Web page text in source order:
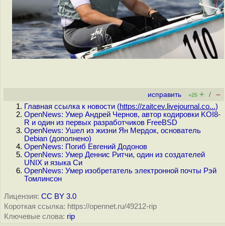
исправить +25 + / –
Главная ссылка к новости (https://zaitcev.livejournal.co...)
OpenNews: Умер Андрей Чернов, автор кодировки KOI8-
R и один из первых разработчиков FreeBSD
OpenNews: Ушел из жизни Ян Мердок, основатель
Debian (дополнено)
OpenNews: Погиб Евгений Додонов
OpenNews: Умер Деннис Ритчи, один из создателей
UNIX и языка Си
OpenNews: Умер изобретатель электронной почты Рэй
Томлинсон
Лицензия: CC BY 3.0
Короткая ссылка: https://opennet.ru/49212-rip
Ключевые слова: rip